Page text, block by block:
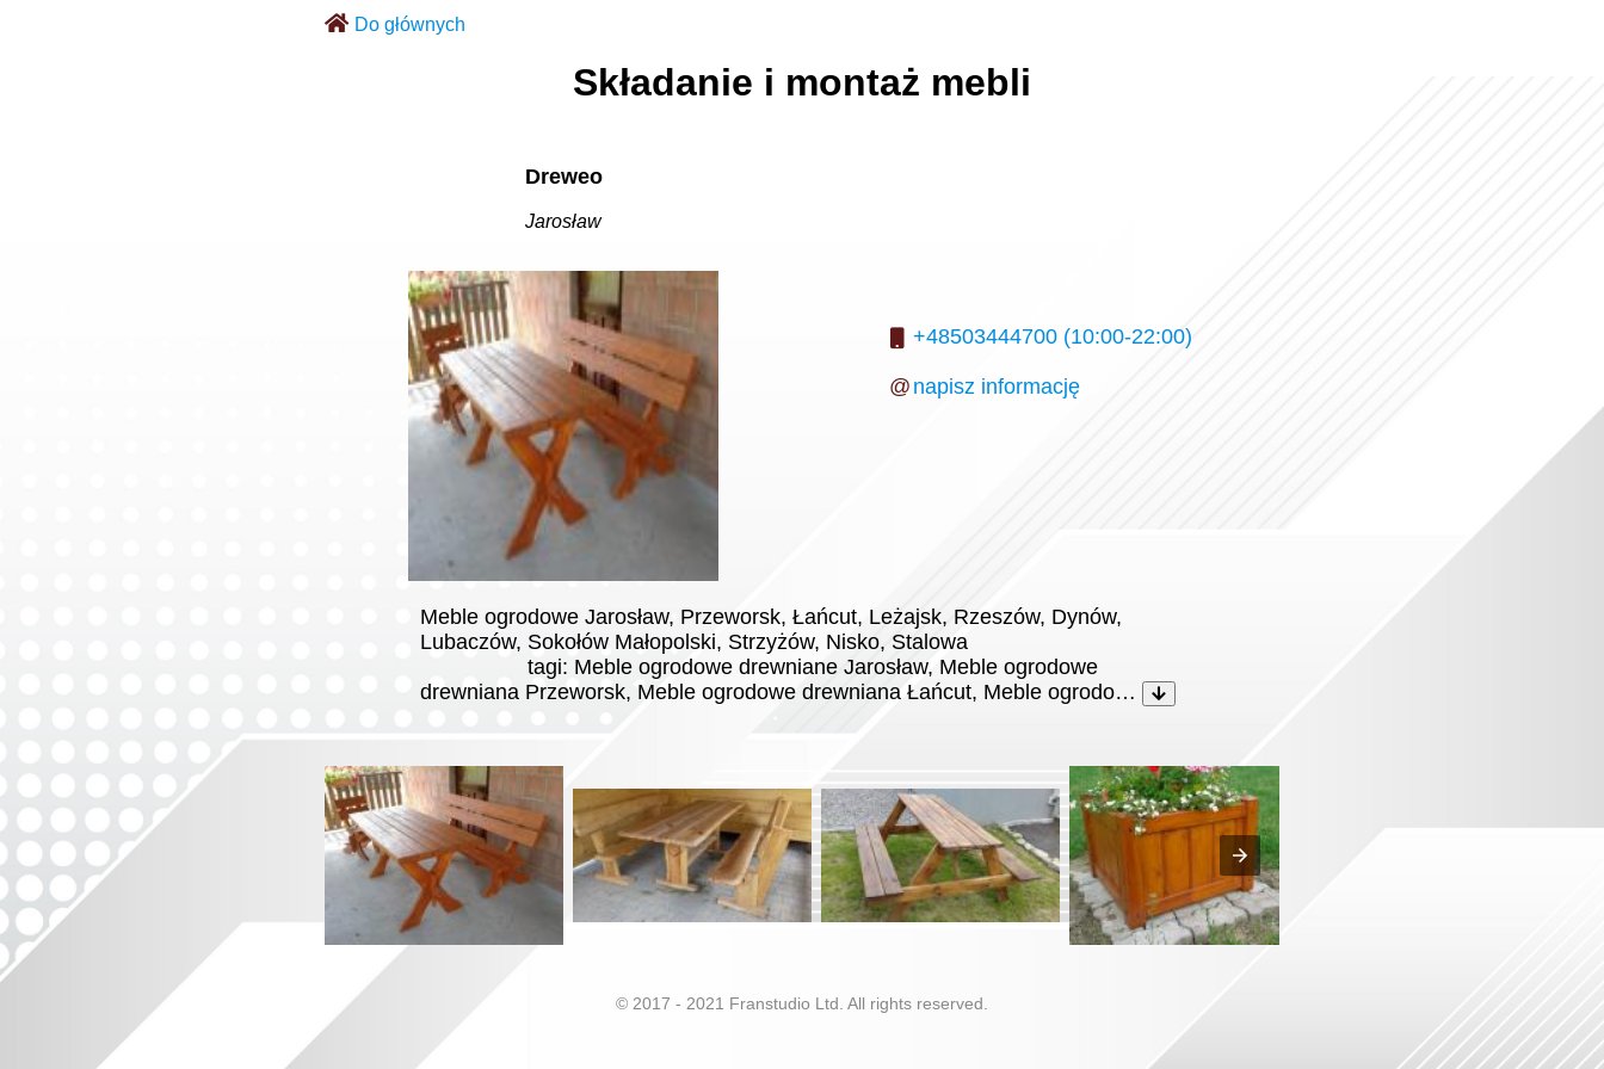
Do głównych
Składanie i montaż mebli
Dreweo
Jarosław
+48503444700 (10:00-22:00)
@ napisz informację
Meble ogrodowe Jarosław, Przeworsk, Łańcut, Leżajsk, Rzeszów, Dynów,
Lubaczów, Sokołów Małopolski, Strzyżów, Nisko, Stalowa
tagi: Meble ogrodowe drewniane Jarosław, Meble ogrodowe
drewniana Przeworsk, Meble ogrodowe drewniana Łańcut, Meble ogrodo…
© 2017 - 2021 Franstudio Ltd. All rights reserved.